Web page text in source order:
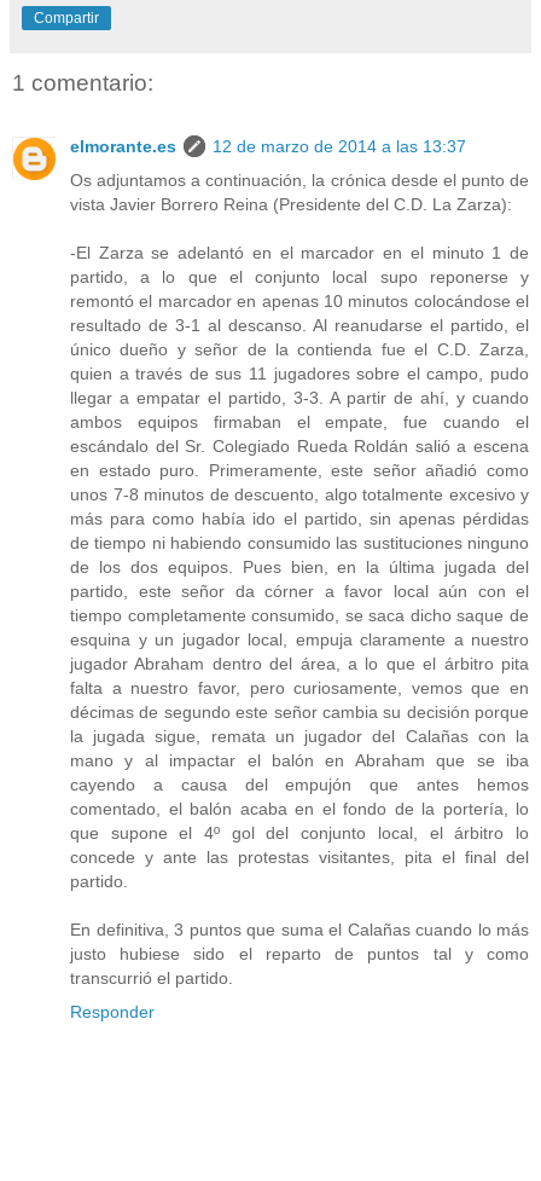
Compartir
1 comentario:
elmorante.es
12 de marzo de 2014 a las 13:37
Os adjuntamos a continuación, la crónica desde el punto de
vista Javier Borrero Reina (Presidente del C.D. La Zarza):
-El Zarza se adelantó en el marcador en el minuto 1 de
partido, a lo que el conjunto local supo reponerse y
remontó el marcador en apenas 10 minutos colocándose el
resultado de 3-1 al descanso. Al reanudarse el partido, el
único dueño y señor de la contienda fue el C.D. Zarza,
quien a través de sus 11 jugadores sobre el campo, pudo
llegar a empatar el partido, 3-3. A partir de ahí, y cuando
ambos equipos firmaban el empate, fue cuando el
escándalo del Sr. Colegiado Rueda Roldán salió a escena
en estado puro. Primeramente, este señor añadió como
unos 7-8 minutos de descuento, algo totalmente excesivo y
más para como había ido el partido, sin apenas pérdidas
de tiempo ni habiendo consumido las sustituciones ninguno
de los dos equipos. Pues bien, en la última jugada del
partido, este señor da córner a favor local aún con el
tiempo completamente consumido, se saca dicho saque de
esquina y un jugador local, empuja claramente a nuestro
jugador Abraham dentro del área, a lo que el árbitro pita
falta a nuestro favor, pero curiosamente, vemos que en
décimas de segundo este señor cambia su decisión porque
la jugada sigue, remata un jugador del Calañas con la
mano y al impactar el balón en Abraham que se iba
cayendo a causa del empujón que antes hemos
comentado, el balón acaba en el fondo de la portería, lo
que supone el 4º gol del conjunto local, el árbitro lo
concede y ante las protestas visitantes, pita el final del
partido.
En definitiva, 3 puntos que suma el Calañas cuando lo más
justo hubiese sido el reparto de puntos tal y como
transcurrió el partido.
Responder